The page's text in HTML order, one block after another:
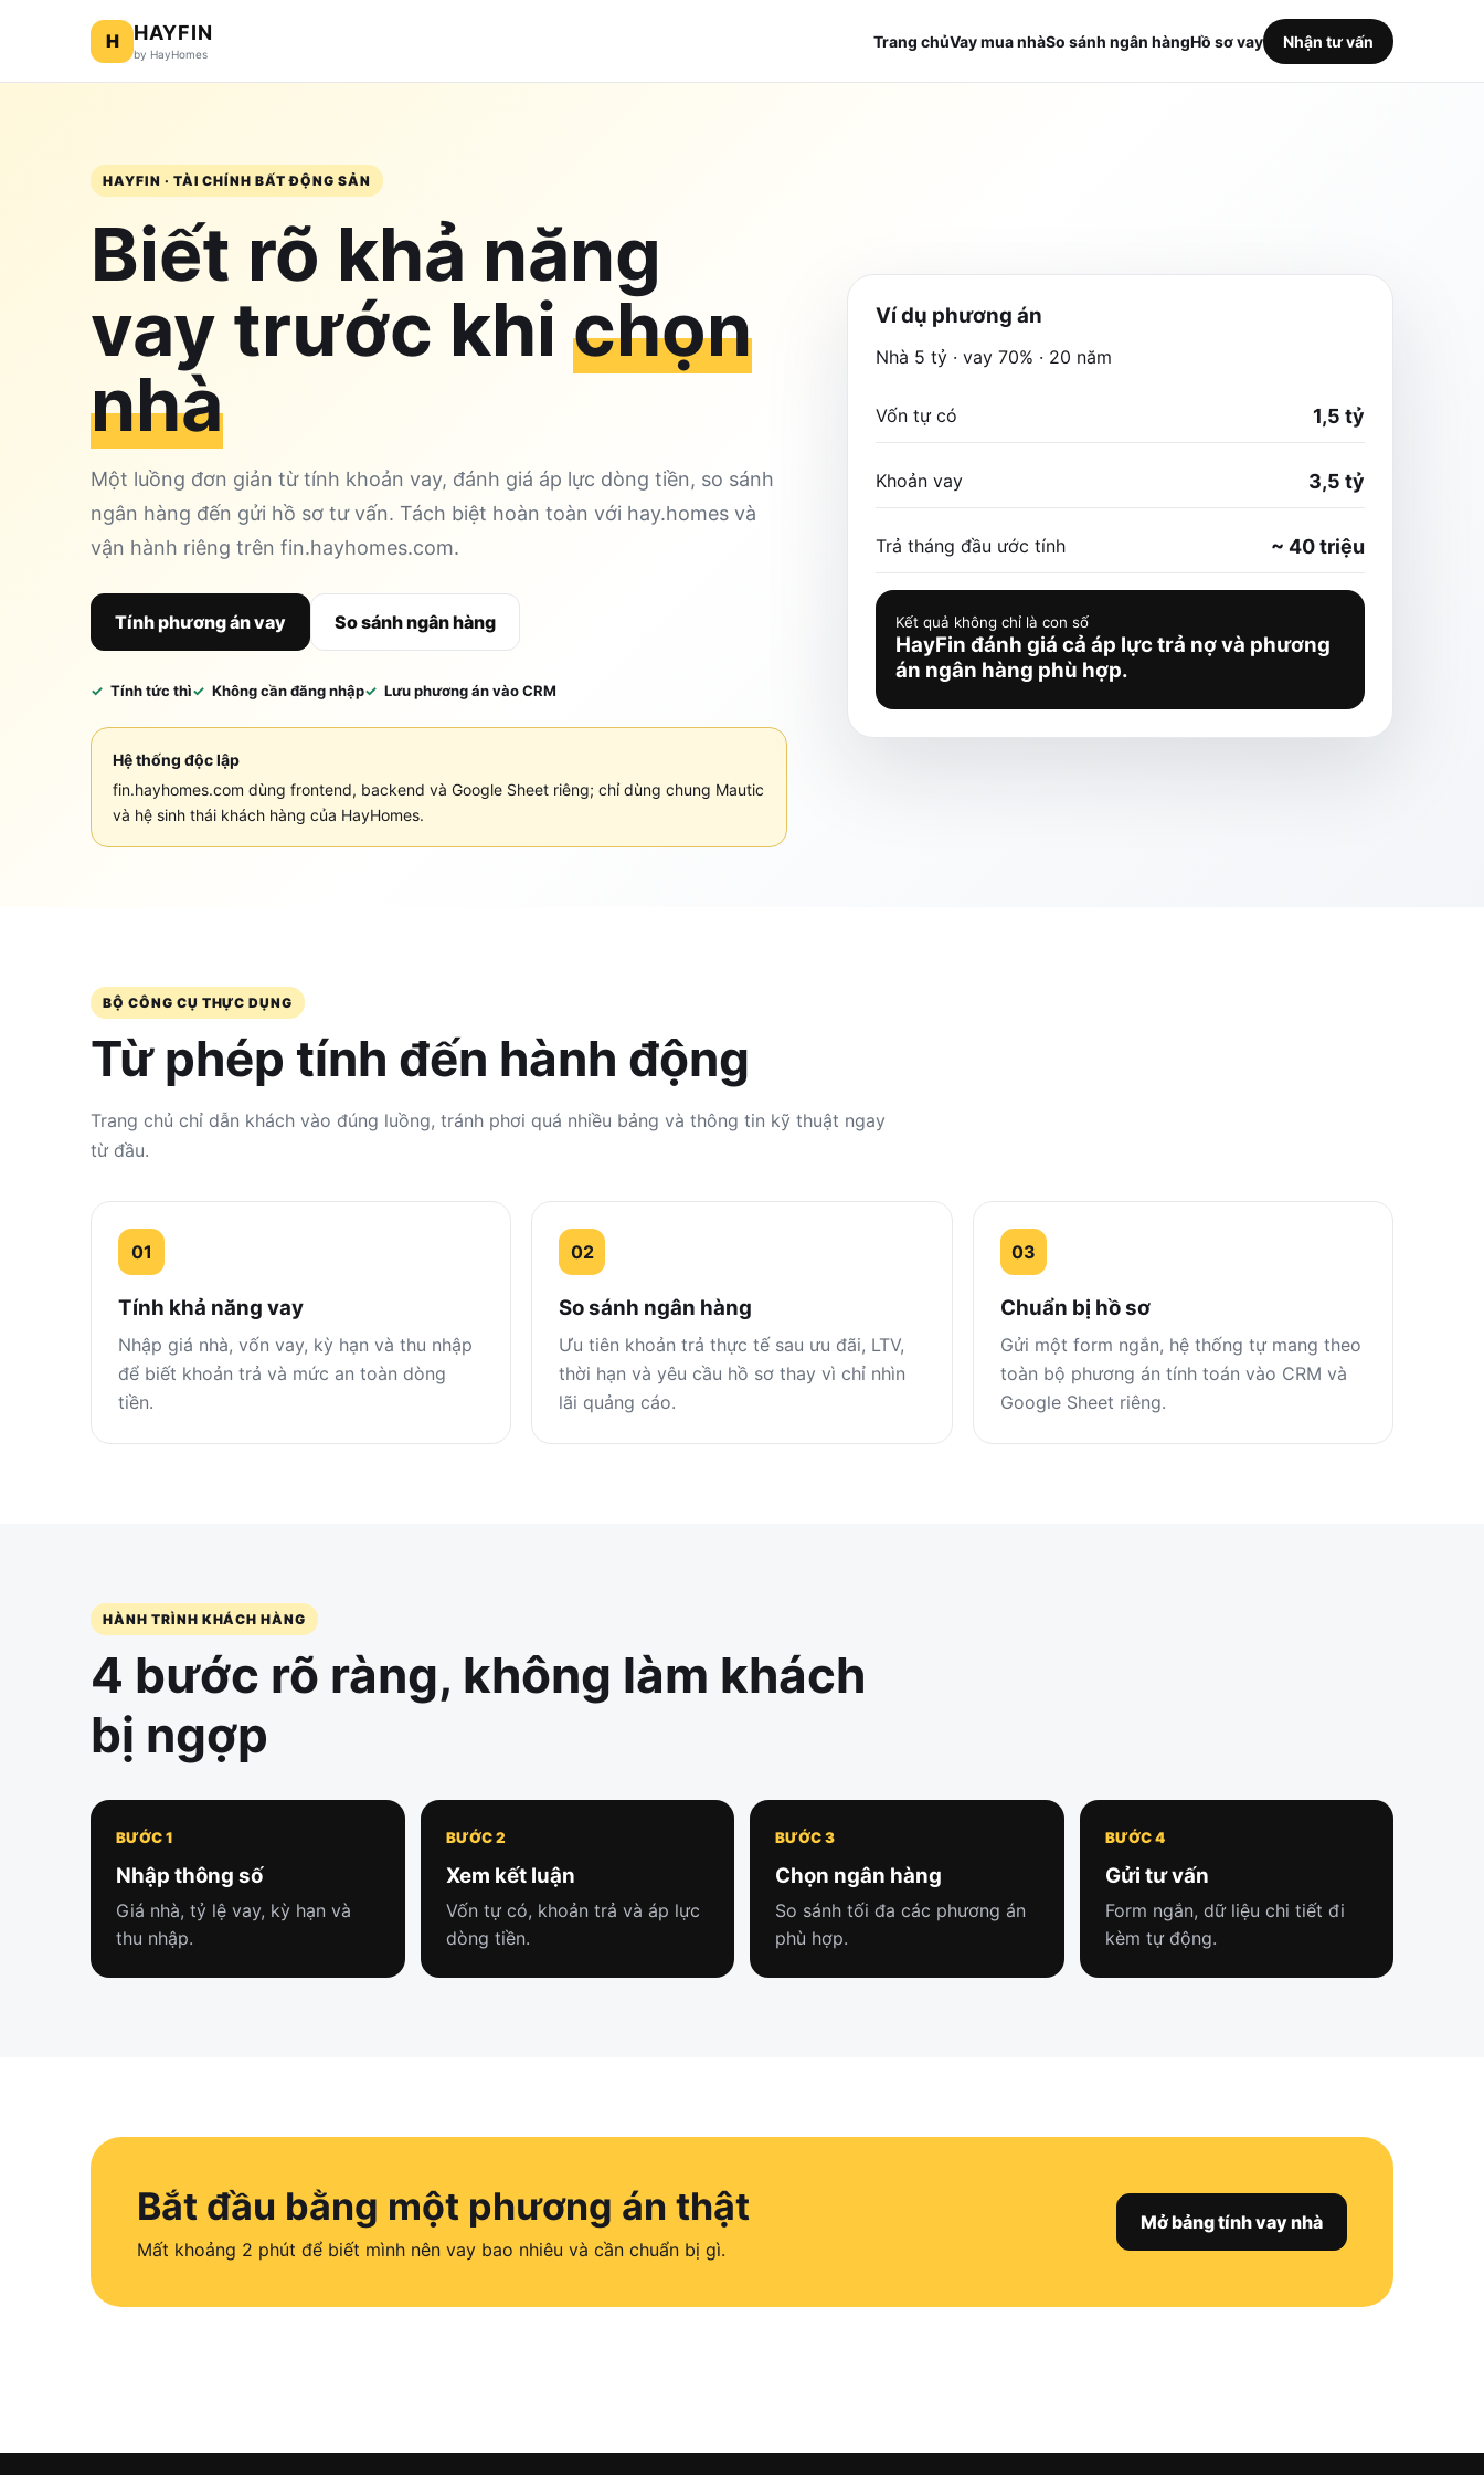
H HAYFIN
by HayHomes
Trang chủVay mua nhàSo sánh ngân hàngHồ sơ vay Nhận tư vấn
HAYFIN · TÀI CHÍNH BẤT ĐỘNG SẢN
Biết rõ khả năng
vay trước khi chọn
nhà
Một luồng đơn giản từ tính khoản vay, đánh giá áp lực dòng tiền, so sánh
ngân hàng đến gửi hồ sơ tư vấn. Tách biệt hoàn toàn với hay.homes và
vận hành riêng trên fin.hayhomes.com.
Tính phương án vay So sánh ngân hàng
Tính tức thì Không cần đăng nhập Lưu phương án vào CRM
Hệ thống độc lập
fin.hayhomes.com dùng frontend, backend và Google Sheet riêng; chỉ dùng chung Mautic
và hệ sinh thái khách hàng của HayHomes.
Ví dụ phương án
Nhà 5 tỷ · vay 70% · 20 năm
Vốn tự có 1,5 tỷ
Khoản vay 3,5 tỷ
Trả tháng đầu ước tính ~ 40 triệu
Kết quả không chỉ là con số
HayFin đánh giá cả áp lực trả nợ và phương
án ngân hàng phù hợp.
BỘ CÔNG CỤ THỰC DỤNG
Từ phép tính đến hành động
Trang chủ chỉ dẫn khách vào đúng luồng, tránh phơi quá nhiều bảng và thông tin kỹ thuật ngay
từ đầu.
01
Tính khả năng vay
Nhập giá nhà, vốn vay, kỳ hạn và thu nhập
để biết khoản trả và mức an toàn dòng
tiền.
02
So sánh ngân hàng
Ưu tiên khoản trả thực tế sau ưu đãi, LTV,
thời hạn và yêu cầu hồ sơ thay vì chỉ nhìn
lãi quảng cáo.
03
Chuẩn bị hồ sơ
Gửi một form ngắn, hệ thống tự mang theo
toàn bộ phương án tính toán vào CRM và
Google Sheet riêng.
HÀNH TRÌNH KHÁCH HÀNG
4 bước rõ ràng, không làm khách
bị ngợp
BƯỚC 1
Nhập thông số
Giá nhà, tỷ lệ vay, kỳ hạn và
thu nhập.
BƯỚC 2
Xem kết luận
Vốn tự có, khoản trả và áp lực
dòng tiền.
BƯỚC 3
Chọn ngân hàng
So sánh tối đa các phương án
phù hợp.
BƯỚC 4
Gửi tư vấn
Form ngắn, dữ liệu chi tiết đi
kèm tự động.
Bắt đầu bằng một phương án thật
Mất khoảng 2 phút để biết mình nên vay bao nhiêu và cần chuẩn bị gì.
Mở bảng tính vay nhà